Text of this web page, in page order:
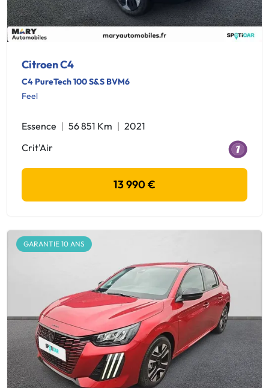
Citroen C4
C4 PureTech 100 S&S BVM6
Feel
Essence 56 851 Km
2021
Crit'Air
13 990 €
GARANTIE 10 ANS